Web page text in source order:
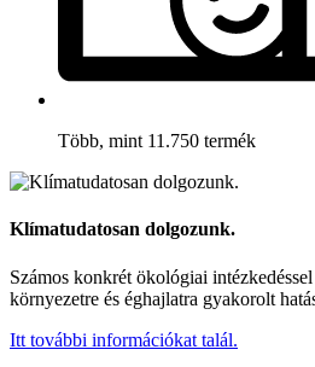
Több, mint 11.750 termék
Klímatudatosan dolgozunk.
Számos konkrét ökológiai
környezetre és éghajlatra gyakorolt
Itt további információkat talál.